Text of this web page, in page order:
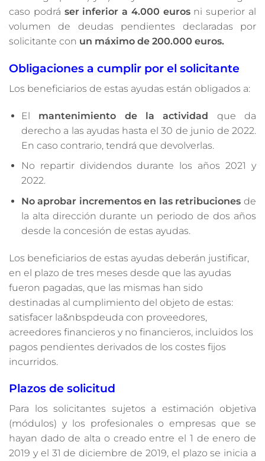
caso podrá ser inferior a 4.000 euros ni superior al
volumen de deudas pendientes declaradas por
solicitante con un máximo de 200.000 euros.
Obligaciones a cumplir por el solicitante
Los beneficiarios de estas ayudas están obligados a:
El mantenimiento de la actividad que da
derecho a las ayudas hasta el 30 de junio de 2022.
En caso contrario, tendrá que devolverlas.
No repartir dividendos durante los años 2021 y
2022.
No aprobar incrementos en las retribuciones de
la alta dirección durante un periodo de dos años
desde la concesión de estas ayudas.
Los beneficiarios de estas ayudas deberán justificar,
en el plazo de tres meses desde que las ayudas
fueron pagadas, que las mismas han sido
destinadas al cumplimiento del objeto de estas:
satisfacer la&nbspdeuda con proveedores,
acreedores financieros y no financieros, incluidos los
pagos pendientes derivados de los costes fijos
incurridos.
Plazos de solicitud
Para los solicitantes sujetos a estimación objetiva
(módulos) y los profesionales o empresas que se
hayan dado de alta o creado entre el 1 de enero de
2019 y el 31 de diciembre de 2019, el plazo se inicia a